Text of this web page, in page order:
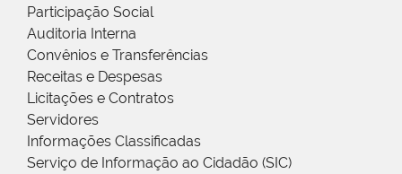
Participação Social
Auditoria Interna
Convênios e Transferências
Receitas e Despesas
Licitações e Contratos
Servidores
Informações Classificadas
Serviço de Informação ao Cidadão (SIC)